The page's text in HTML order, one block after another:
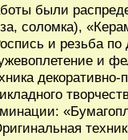
были
соломка),
и резьба по
и
декоративно-